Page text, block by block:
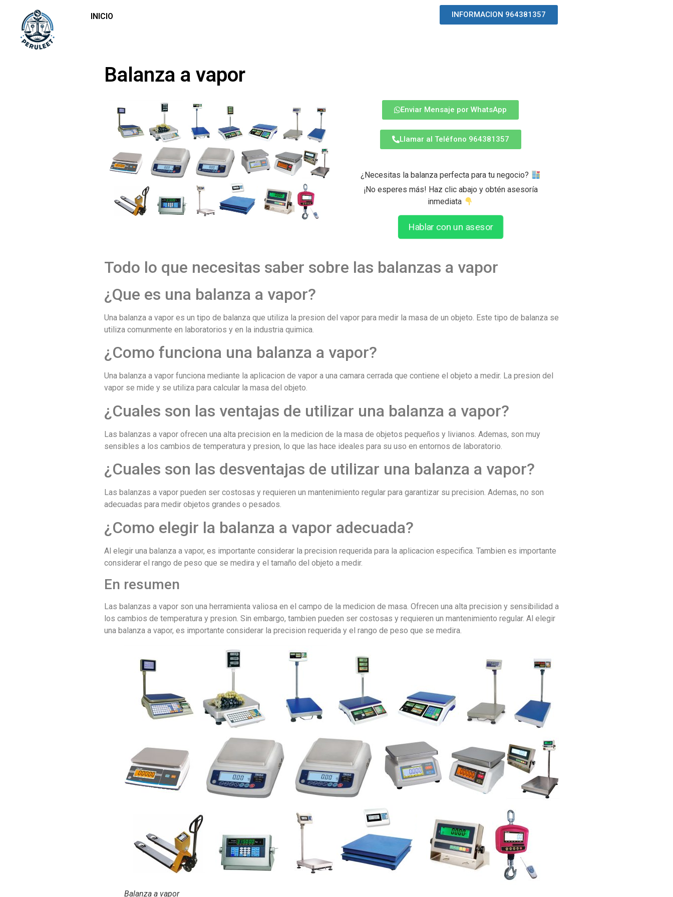
INICIO INFORMACION 964381357
Balanza a vapor
Enviar Mensaje por WhatsApp
Llamar al Teléfono 964381357
¿Necesitas la balanza perfecta para tu negocio?
¡No esperes más! Haz clic abajo y obtén asesoría
inmediata
Hablar con un asesor
Todo lo que necesitas saber sobre las balanzas a vapor
¿Que es una balanza a vapor?
Una balanza a vapor es un tipo de balanza que utiliza la presion del vapor para medir la masa de un objeto. Este tipo de balanza se
utiliza comunmente en laboratorios y en la industria quimica.
¿Como funciona una balanza a vapor?
Una balanza a vapor funciona mediante la aplicacion de vapor a una camara cerrada que contiene el objeto a medir. La presion del
vapor se mide y se utiliza para calcular la masa del objeto.
¿Cuales son las ventajas de utilizar una balanza a vapor?
Las balanzas a vapor ofrecen una alta precision en la medicion de la masa de objetos pequeños y livianos. Ademas, son muy
sensibles a los cambios de temperatura y presion, lo que las hace ideales para su uso en entornos de laboratorio.
¿Cuales son las desventajas de utilizar una balanza a vapor?
Las balanzas a vapor pueden ser costosas y requieren un mantenimiento regular para garantizar su precision. Ademas, no son
adecuadas para medir objetos grandes o pesados.
¿Como elegir la balanza a vapor adecuada?
Al elegir una balanza a vapor, es importante considerar la precision requerida para la aplicacion especifica. Tambien es importante
considerar el rango de peso que se medira y el tamaño del objeto a medir.
En resumen
Las balanzas a vapor son una herramienta valiosa en el campo de la medicion de masa. Ofrecen una alta precision y sensibilidad a
los cambios de temperatura y presion. Sin embargo, tambien pueden ser costosas y requieren un mantenimiento regular. Al elegir
una balanza a vapor, es importante considerar la precision requerida y el rango de peso que se medira.
Balanza a vapor